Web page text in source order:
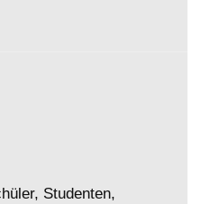
Studenten,